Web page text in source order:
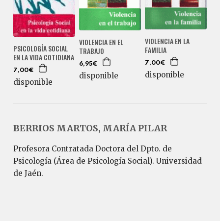
PSICOLOGÍA SOCIAL
EN LA VIDA COTIDIANA
7,00€
disponible
VIOLENCIA EN EL
TRABAJO
6,95€
disponible
VIOLENCIA EN LA
FAMILIA
7,00€
disponible
BERRIOS MARTOS, MARÍA PILAR
Profesora Contratada Doctora del Dpto. de
Psicología (Área de Psicología Social). Universidad
de Jaén.